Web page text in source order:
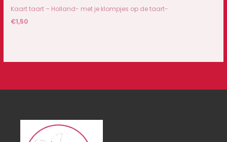
Kaart taart – Holland- met je klompjes op de taart-
€1,50